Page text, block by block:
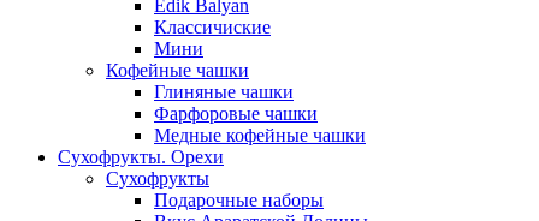
Edik Balyan
Классичиские
Мини
Кофейные чашки
Глиняные чашки
Фарфоровые чашки
Медные кофейные чашки
Сухофрукты. Орехи
Сухофрукты
Подарочные наборы